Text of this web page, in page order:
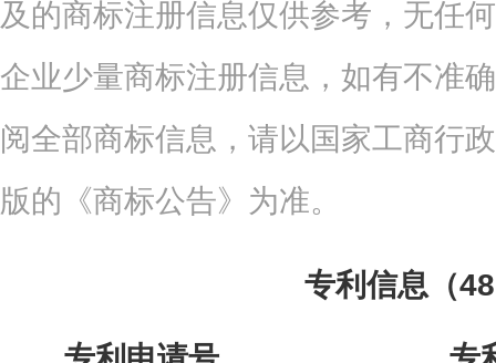
及的商标注册信息仅供参考，无任
企业少量商标注册信息，如有不准
阅全部商标信息，请以国家工商行
版的《商标公告》为准。
专利信息（